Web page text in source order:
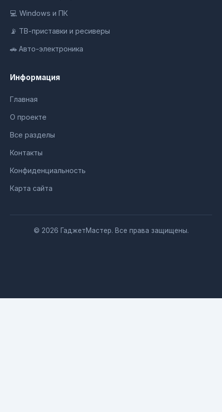
💻 Windows и ПК
📡 ТВ-приставки и ресиверы
🚗 Авто-электроника
Информация
Главная
О проекте
Все разделы
Контакты
Конфиденциальность
Карта сайта
© 2026 ГаджетМастер. Все права защищены.